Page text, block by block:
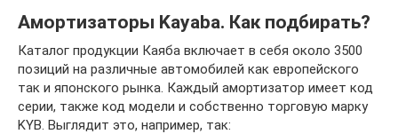
Амортизаторы Kayaba. Как подбирать?
Каталог продукции Каяба включает в себя около 3500
позиций на различные автомобилей как европейского
так и японского рынка. Каждый амортизатор имеет код
серии, также код модели и собственно торговую марку
KYB. Выглядит это, например, так: